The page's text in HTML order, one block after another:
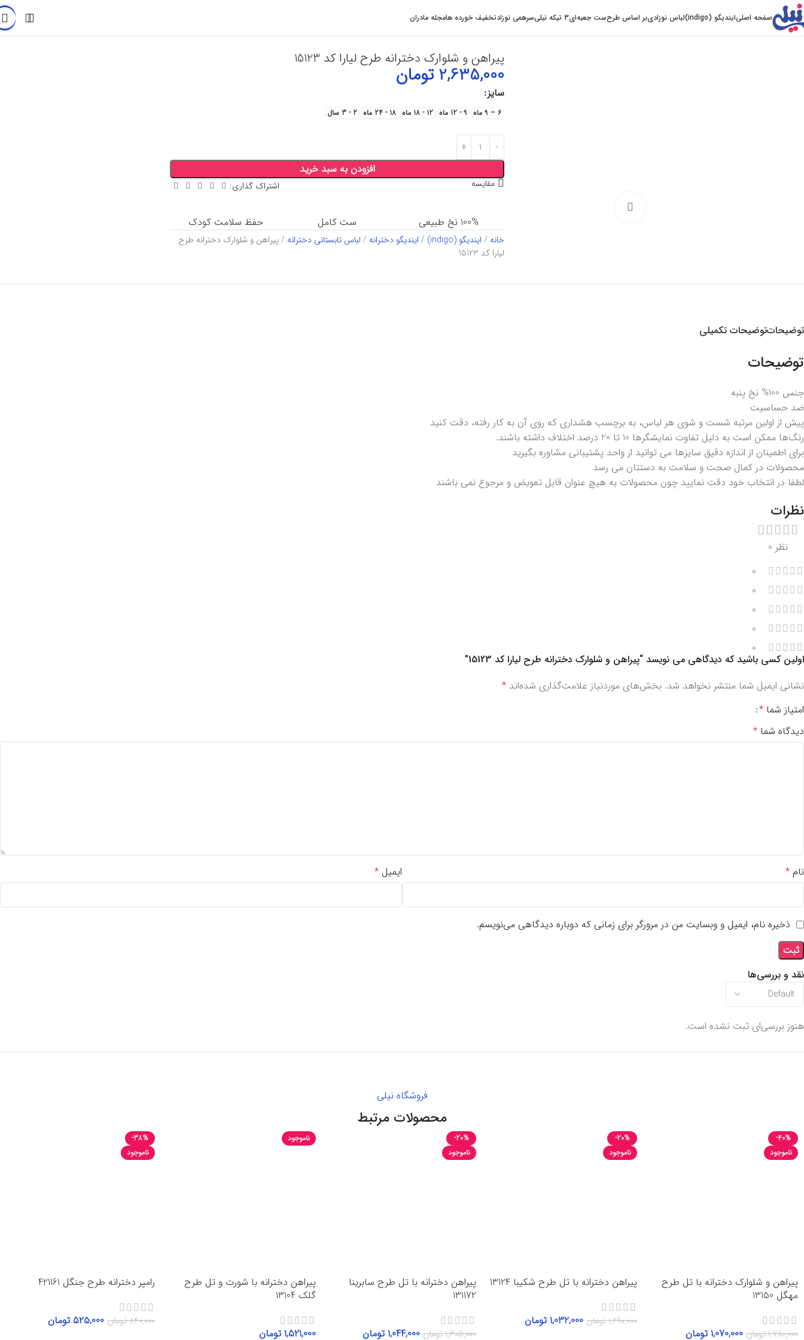
صفحه اصلیایندیگو (indigo) لباس نوزادیبر اساس طرحست جعبه‌ای3 تیکه نیلی سرهمی نوزادتخفیف خورده هامجله مادران
پیراهن و شلوارک دخترانه طرح لیارا کد 15123
2,635,000تومان
سایز
6 – 9 ماه 9 - 12 ماه 12 - 18 ماه 18 - 24 ماه 2 - 3 سال
افزودن به سبد خرید
مقایسه اشتراک گذاری:
100% نخ طبیعی ست کامل حفظ سلامت کودک
خانه ایندیگو (indigo) ایندیگو دخترانه لباس تابستانی دخترانه
پیراهن و شلوارک دخترانه طرح
لیارا کد 15123
توضیحاتتوضیحات تکمیلی
توضیحات
جنس 100% نخ پنبه
ضد حساسیت
پیش از اولین مرتبه شست و شوی هر لباس، به برچسب هشداری که روی آن به کار رفته، دقت کنید
رنگ‌ها ممکن است به دلیل تفاوت نمایشگرها 10 تا 20 درصد اختلاف داشته باشند.
برای اطمینان از اندازه دقیق سایزها می توانید از واحد پشتیبانی مشاوره بگیرید
محصولات در کمال صحت و سلامت به دستتان می رسد
لطفا در انتخاب خود دقت نمایید چون محصولات به هیچ عنوان قابل تعویض و مرجوع نمی باشند
نظرات
نظر 0
0
0
0
0
0
نقد و بررسی‌ها
هنوز بررسی‌ای ثبت نشده است.
اولین کسی باشید که دیدگاهی می نویسد “پیراهن و شلوارک دخترانه طرح لیارا کد 15123”
نشانی ایمیل شما منتشر نخواهد شد. بخش‌های موردنیاز علامت‌گذاری شده‌اند *
امتیاز شما *
دیدگاه شما *
نام * ایمیل *
ذخیره نام، ایمیل و وبسایت من در مرورگر برای زمانی که دوباره دیدگاهی می‌نویسم.
فروشگاه نیلی
محصولات مرتبط
-40%
ناموجود
پیراهن و شلوارک دخترانه با تل طرح
مهگل 13150
1,780,000تومان 1,070,000 تومان
-20%
ناموجود
پیراهن دخترانه با تل طرح شکیبا 13124
1,290,000تومان 1,032,000 تومان
-20%
ناموجود
پیراهن دخترانه با تل طرح سابرینا
131172
1,305,000تومان 1,044,000 تومان
ناموجود
پیراهن دخترانه با شورت و تل طرح
گلک 13104
1,521,000 تومان
-38%
ناموجود
رامپر دخترانه طرح جنگل 421161
840,000تومان 525,000 تومان